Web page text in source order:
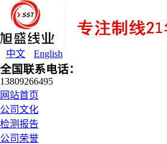
中文 English
全国联系电话：
13809266495
网站首页
公司文化
检测报告
公司荣誉